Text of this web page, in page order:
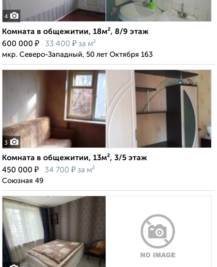
4
Комната в общежитии, 18м², 8/9 этаж
600 000 ₽ 33 400 ₽ за м²
мкр. Северо-Западный, 50 лет Октября 163
3
Комната в общежитии, 13м², 3/5 этаж
450 000 ₽ 34 700 ₽ за м²
Союзная 49